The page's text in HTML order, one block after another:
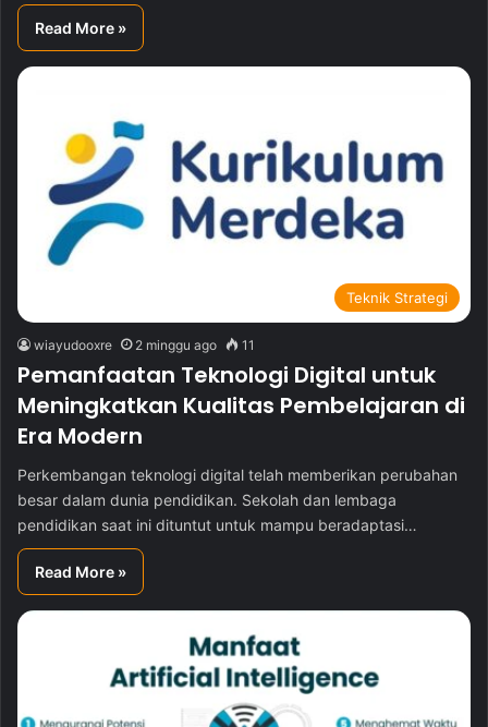
Read More »
Teknik Strategi
wiayudooxre 2 minggu ago 11
Pemanfaatan Teknologi Digital untuk
Meningkatkan Kualitas Pembelajaran di
Era Modern
Perkembangan teknologi digital telah memberikan perubahan
besar dalam dunia pendidikan. Sekolah dan lembaga
pendidikan saat ini dituntut untuk mampu beradaptasi…
Read More »